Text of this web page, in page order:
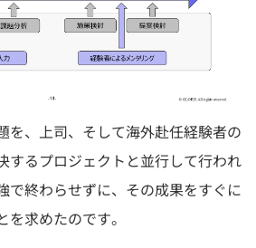
を、上司、そして海外赴任経験者の
するプロジェクトと並行して行われ
で終わらせずに、その成果をすぐに
求めたのです。